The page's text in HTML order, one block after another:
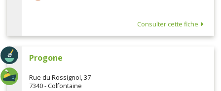
Consulter cette fiche
Progone
Rue du Rossignol, 37
7340 - Colfontaine